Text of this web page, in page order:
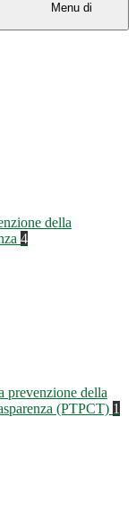
Menu di
della
4
prevenzione della
(PTPCT) 1